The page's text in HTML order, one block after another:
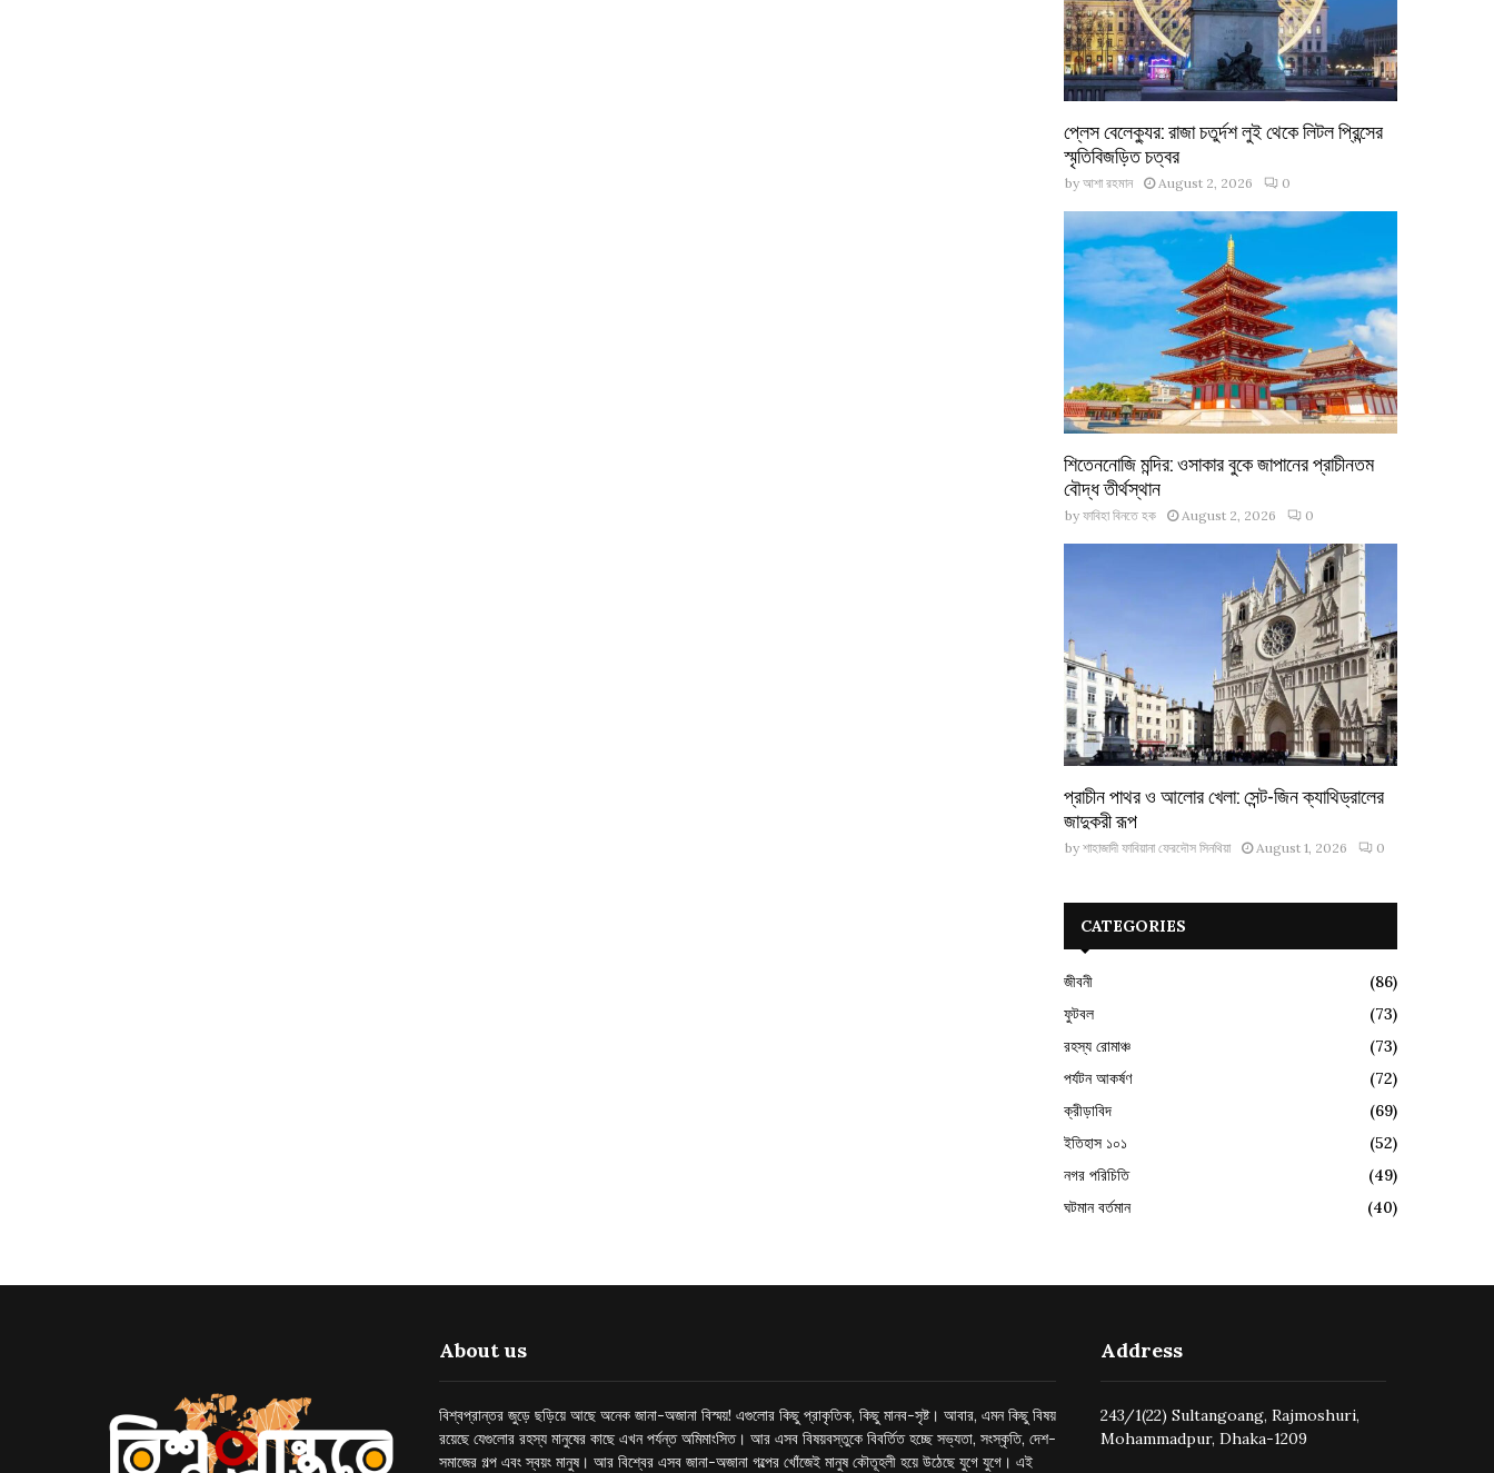
প্লেস বেলেক্যুর: রাজা চতুর্দশ লুই থেকে লিটল প্রিন্সের
স্মৃতিবিজড়িত চত্বর
by আশা রহমান August 2, 2026 0
শিতেননোজি মন্দির: ওসাকার বুকে জাপানের প্রাচীনতম
বৌদ্ধ তীর্থস্থান
by ফাবিহা বিনতে হক August 2, 2026 0
প্রাচীন পাথর ও আলোর খেলা: সেন্ট-জিন ক্যাথিড্রালের
জাদুকরী রূপ
by শাহাজাদী ফাবিয়ানা ফেরদৌস সিনথিয়া August 1, 2026 0
CATEGORIES
জীবনী
(86)
ফুটবল
(73)
রহস্য রোমাঞ্চ
(73)
পর্যটন আকর্ষণ
(72)
ক্রীড়াবিদ
(69)
ইতিহাস ১০১
(52)
নগর পরিচিতি
(49)
ঘটমান বর্তমান
(40)
About us
বিশ্বপ্রান্তর জুড়ে ছড়িয়ে আছে অনেক জানা-অজানা বিস্ময়! এগুলোর কিছু প্রাকৃতিক, কিছু মানব-সৃষ্ট। আবার, এমন কিছু বিষয়
রয়েছে যেগুলোর রহস্য মানুষের কাছে এখন পর্যন্ত অমিমাংসিত। আর এসব বিষয়বস্তুকে বিবর্তিত হচ্ছে সভ্যতা, সংস্কৃতি, দেশ-
সমাজের গল্প এবং স্বয়ং মানুষ। আর বিশ্বের এসব জানা-অজানা গল্পের খোঁজেই মানুষ কৌতূহলী হয়ে উঠেছে যুগে যুগে। এই
Address
243/1(22) Sultangoang, Rajmoshuri,
Mohammadpur, Dhaka-1209